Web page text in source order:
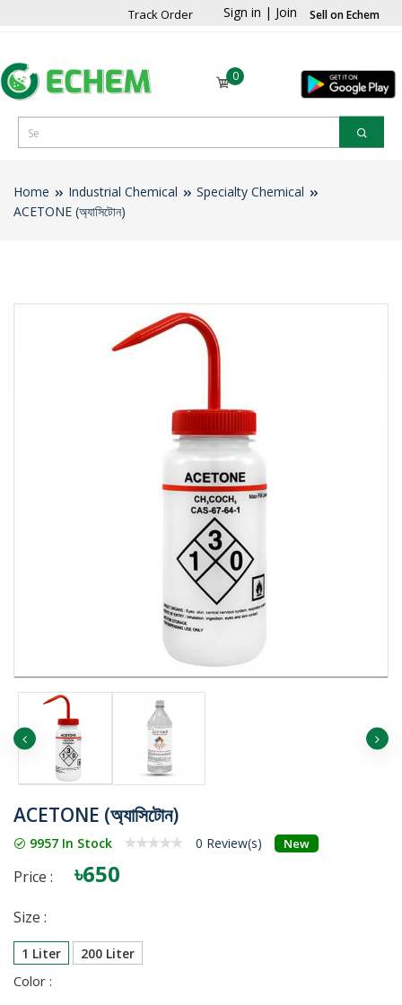
Track Order Sign in | Join Sell on Echem
0
Home Industrial Chemical
Specialty Chemical
ACETONE (অ্যাসিটোন)
ACETONE (অ্যাসিটোন)
9957 In Stock 0 Review(s) New
Price : ৳650
Size :
1 Liter 200 Liter
Color :